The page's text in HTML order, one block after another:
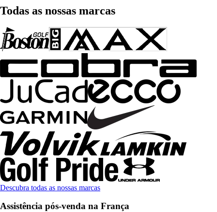
Todas as nossas marcas
Descubra todas as nossas marcas
Assistência pós-venda na França